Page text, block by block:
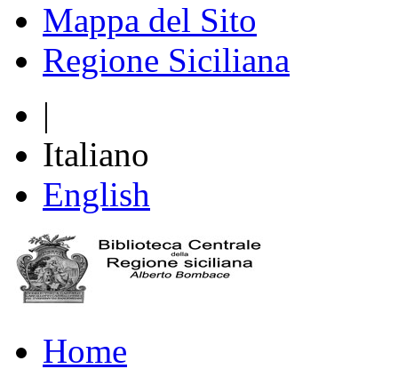
Mappa del Sito
Regione Siciliana
|
Italiano
English
Home